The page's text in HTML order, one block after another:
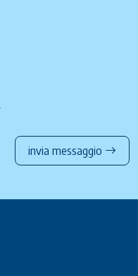
invia messaggio